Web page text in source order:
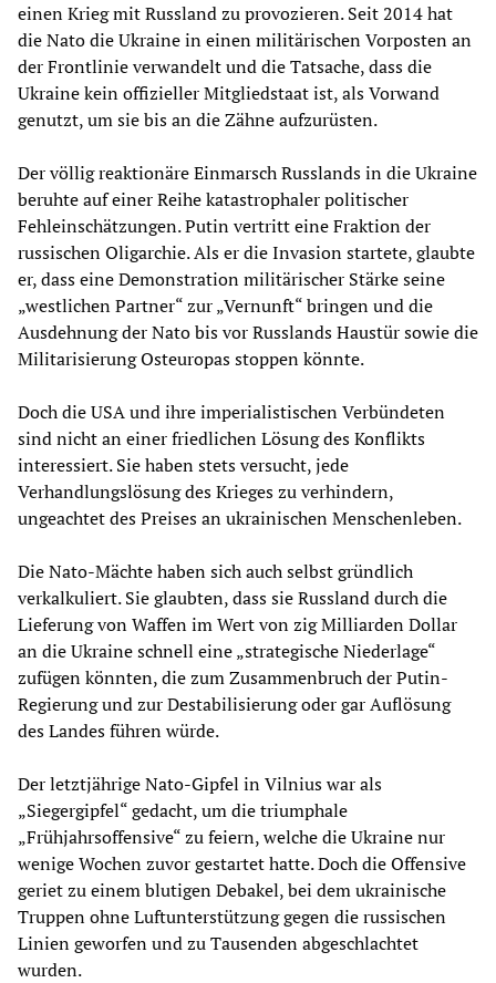
einen Krieg mit Russland zu provozieren. Seit 2014 hat
die Nato die Ukraine in einen militärischen Vorposten an
der Frontlinie verwandelt und die Tatsache, dass die
Ukraine kein offizieller Mitgliedstaat ist, als Vorwand
genutzt, um sie bis an die Zähne aufzurüsten.
Der völlig reaktionäre Einmarsch Russlands in die Ukraine
beruhte auf einer Reihe katastrophaler politischer
Fehleinschätzungen. Putin vertritt eine Fraktion der
russischen Oligarchie. Als er die Invasion startete, glaubte
er, dass eine Demonstration militärischer Stärke seine
„westlichen Partner“ zur „Vernunft“ bringen und die
Ausdehnung der Nato bis vor Russlands Haustür sowie die
Militarisierung Osteuropas stoppen könnte.
Doch die USA und ihre imperialistischen Verbündeten
sind nicht an einer friedlichen Lösung des Konflikts
interessiert. Sie haben stets versucht, jede
Verhandlungslösung des Krieges zu verhindern,
ungeachtet des Preises an ukrainischen Menschenleben.
Die Nato-Mächte haben sich auch selbst gründlich
verkalkuliert. Sie glaubten, dass sie Russland durch die
Lieferung von Waffen im Wert von zig Milliarden Dollar
an die Ukraine schnell eine „strategische Niederlage“
zufügen könnten, die zum Zusammenbruch der Putin-
Regierung und zur Destabilisierung oder gar Auflösung
des Landes führen würde.
Der letztjährige Nato-Gipfel in Vilnius war als
„Siegergipfel“ gedacht, um die triumphale
„Frühjahrsoffensive“ zu feiern, welche die Ukraine nur
wenige Wochen zuvor gestartet hatte. Doch die Offensive
geriet zu einem blutigen Debakel, bei dem ukrainische
Truppen ohne Luftunterstützung gegen die russischen
Linien geworfen und zu Tausenden abgeschlachtet
wurden.